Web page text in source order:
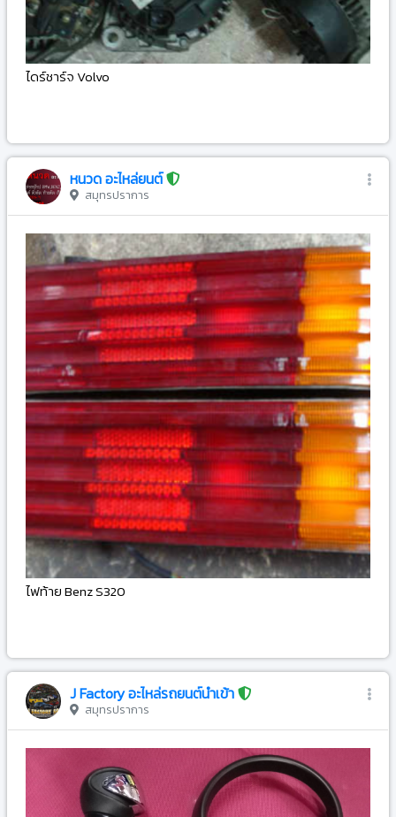
ไดร์ชาร์จ Volvo
หนวด อะไหล่ยนต์
สมุทรปราการ
ไฟท้าย Benz S320
J Factory อะไหล่รถยนต์นำเข้า
สมุทรปราการ